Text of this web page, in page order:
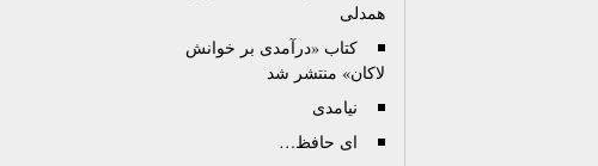
همدلی
کتاب «درآمدی بر خوانش
لاکان» منتشر شد
نیامدی
ای حافظ…